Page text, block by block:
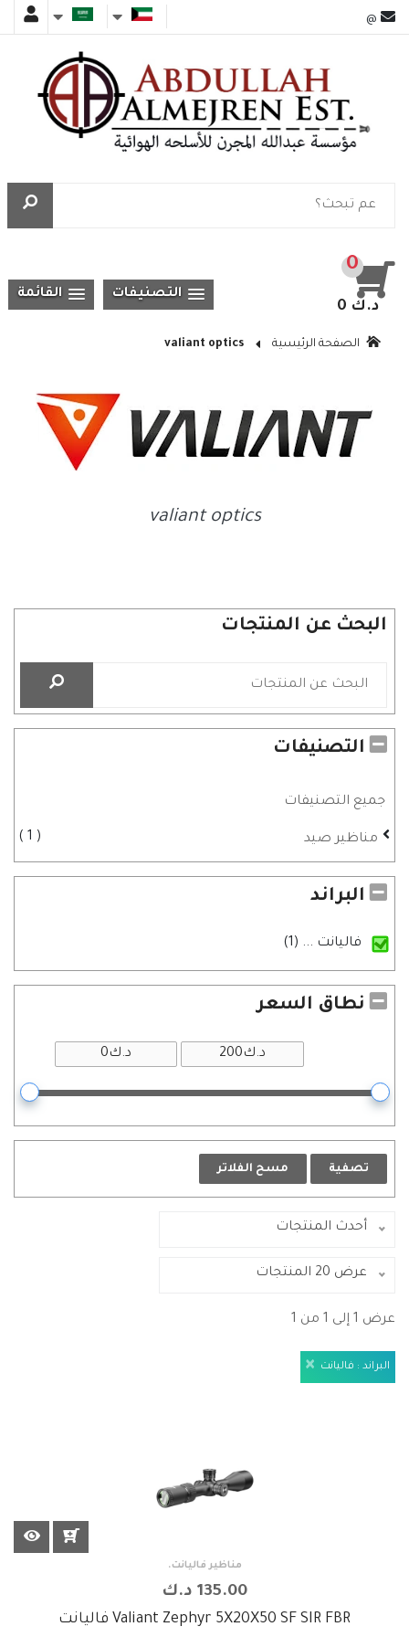
@
0
0 د.ك
القائمة التصنيفات
الصفحة الرئيسية valiant optics
valiant optics
البحث عن المنتجات
التصنيفات
جميع التصنيفات
مناظير صيد
البراند
فاليانت ... (1)
نطاق السعر
تصفية مسح الفلاتر
أحدث المنتجات
عرض 20 المنتجات
عرض 1 إلى 1 من 1
مناظير فاليانت.
135.00 د.ك
Valiant Zephyr 5X20X50 SF SIR FBR فاليانت